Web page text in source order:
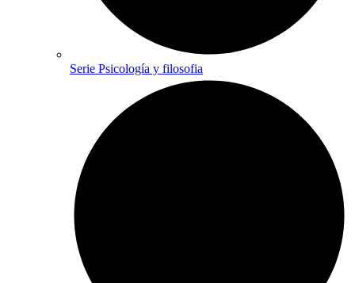
Serie Psicología y filosofia